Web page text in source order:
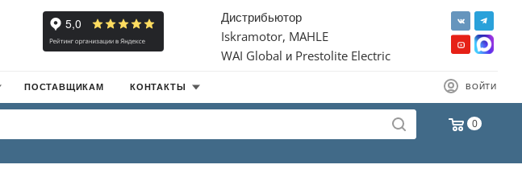
Дистрибьютор
Iskramotor, MAHLE
WAI Global и Prestolite Electric
ВОЙТИ
ПОСТАВЩИКАМ КОНТАКТЫ
0